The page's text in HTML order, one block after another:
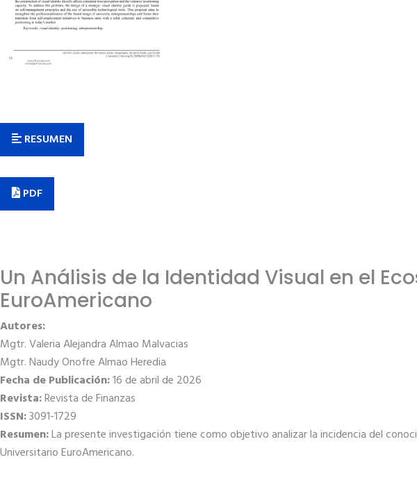
RESUMEN
PDF
Un Análisis de la Identidad Visual en el
EuroAmericano
Autores:
Mgtr. Valeria Alejandra Almao Malvacias
Mgtr. Naudy Onofre Almao Heredia
Fecha de Publicación:16 de abril de 2026
Revista:Revista de Finanzas
ISSN:3091-1729
Resumen:La presente investigación tiene como objetivo analizar la incidencia del
Universitario EuroAmericano.